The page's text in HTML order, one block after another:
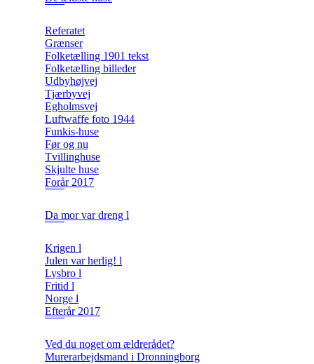
Referatet
Grænser
Folketælling 1901 tekst
Folketælling billeder
Udbyhøjvej
Tjærbyvej
Egholmsvej
Luftwaffe foto 1944
Funkis-huse
Før og nu
Tvillinghuse
Skjulte huse
Forår 2017
Da mor var dreng l
Krigen l
Julen var herlig! l
Lysbro l
Fritid l
Norge l
Efterår 2017
Ved du noget om ældrerådet?
Murerarbejdsmand i Dronningborg